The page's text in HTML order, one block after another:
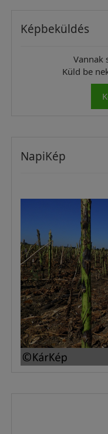
Képbeküldés
Vannak
Küld be
NapiKép